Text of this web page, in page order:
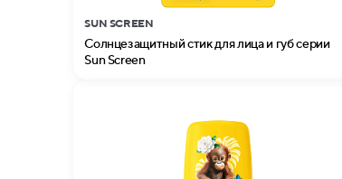
SUN SCREEN
Солнцезащитный стик для лица и губ серии
Sun Screen